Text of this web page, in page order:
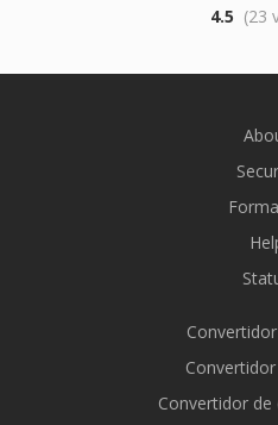
4.5 (23
Convertidor